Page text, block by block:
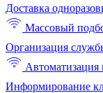
Доставка
Массовый
Организация
Автоматизация
Информирование